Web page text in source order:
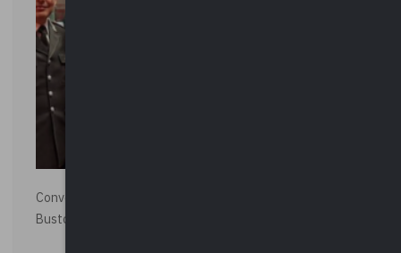
Convegno “La Polizia Locale per la sicurezza della città”,
Busto Arsizio